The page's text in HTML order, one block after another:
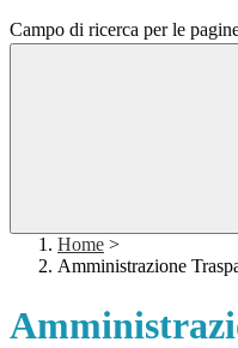
Campo di ricerca per le
Home >
Amministrazione